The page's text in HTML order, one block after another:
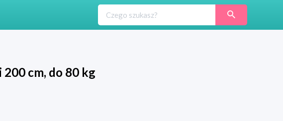
cm, do 80 kg